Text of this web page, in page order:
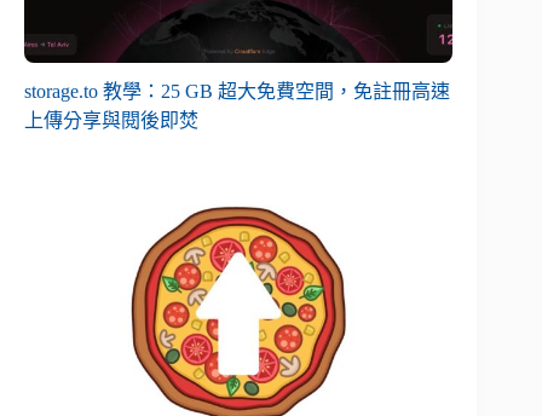
storage.to 教學：25 GB 超大免費空間，免註冊高速
上傳分享與閱後即焚